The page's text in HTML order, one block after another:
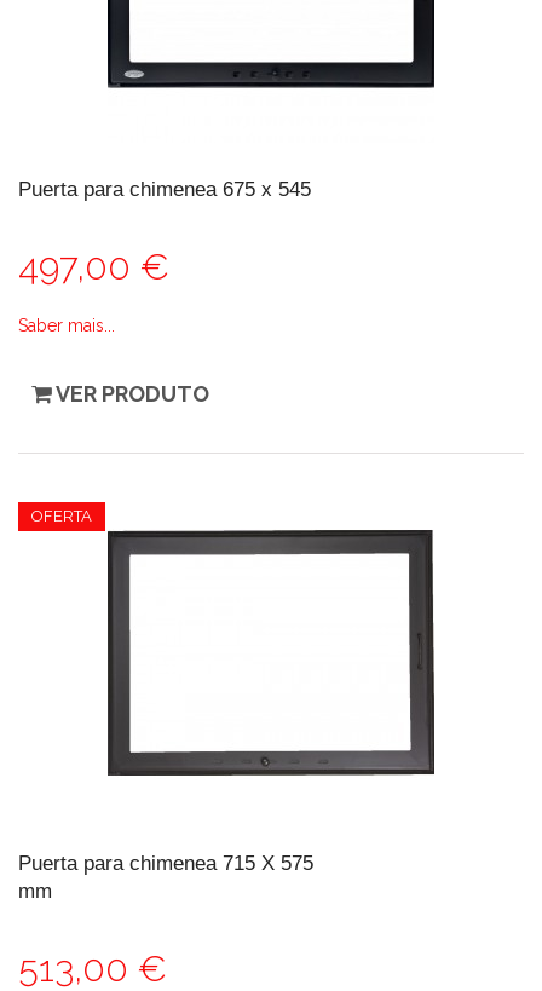
Puerta para chimenea 675 x 545
497,00 €
Saber mais...
VER PRODUTO
OFERTA
Puerta para chimenea 715 X 575
mm
513,00 €